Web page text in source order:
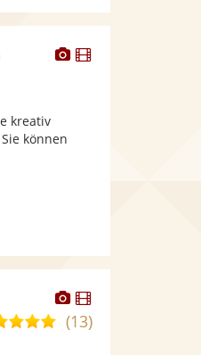
DieserDieser
kreativ
können
Dieser
Künstler
stellt
Dieser
Künstler
5,0(13)